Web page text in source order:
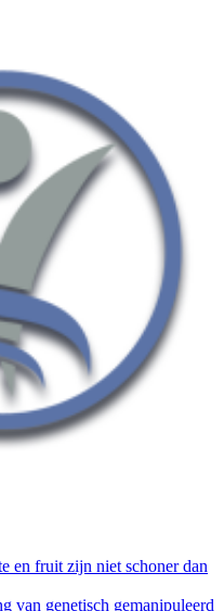
en fruit zijn niet schoner dan
van genetisch gemanipuleerd